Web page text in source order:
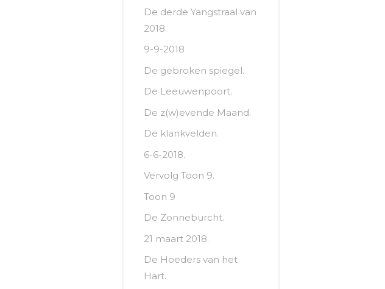
De derde Yangstraal van
2018.
9-9-2018
De gebroken spiegel.
De Leeuwenpoort.
De z(w)evende Maand.
De klankvelden.
6-6-2018.
Vervolg Toon 9.
Toon 9
De Zonneburcht.
21 maart 2018.
De Hoeders van het
Hart.